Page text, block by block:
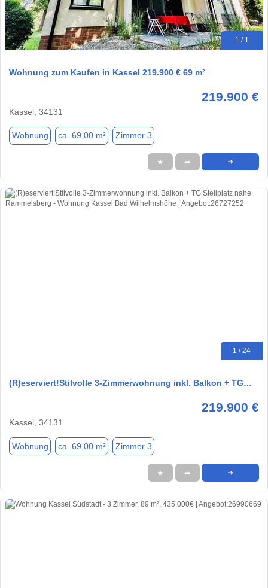
1 / 1
Wohnung zum Kaufen in Kassel 219.900 € 69 m²
219.900 €
Kassel, 34131
Wohnung ca. 69,00 m² Zimmer 3
★ ➦ ➜
1 / 24
(R)eserviert!Stilvolle 3-Zimmerwohnung inkl. Balkon + TG…
219.900 €
Kassel, 34131
Wohnung ca. 69,00 m² Zimmer 3
★ ➦ ➜